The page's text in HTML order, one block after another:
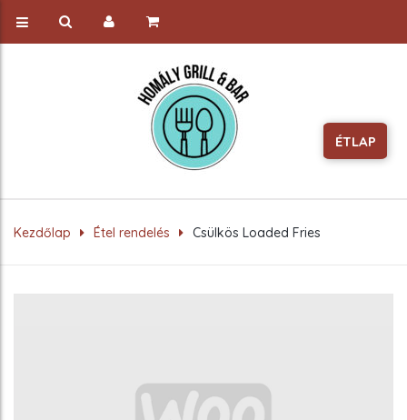
Kezdőlap Étel rendelés Csülkös Loaded Fries
ÉTLAP